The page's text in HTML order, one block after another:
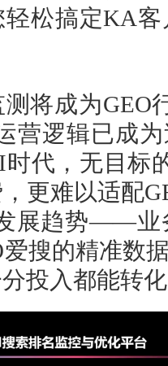
松搞定KA
将成为GEO
营逻辑已成
代，无目标
更难以适配
展趋势——业
搜的精准数
投入都能转